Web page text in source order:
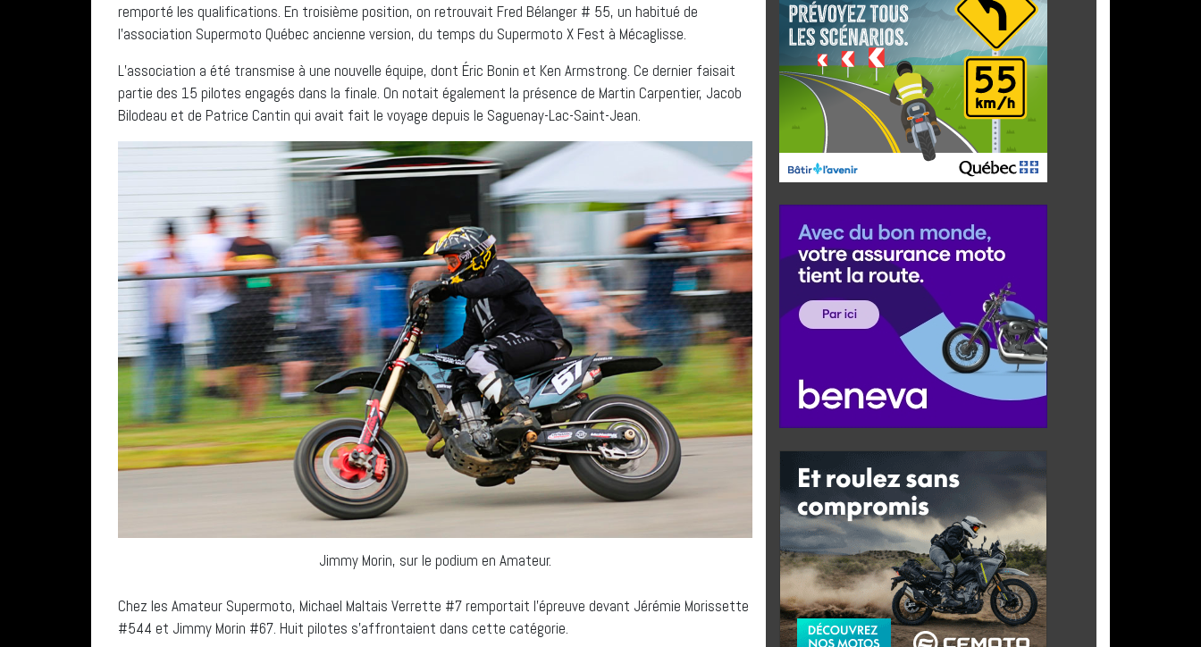
remporté les qualifications. En troisième position, on retrouvait Fred Bélanger # 55, un habitué de
l’association Supermoto Québec ancienne version, du temps du Supermoto X Fest à Mécaglisse.
L’association a été transmise à une nouvelle équipe, dont Éric Bonin et Ken Armstrong. Ce dernier faisait
partie des 15 pilotes engagés dans la finale. On notait également la présence de Martin Carpentier, Jacob
Bilodeau et de Patrice Cantin qui avait fait le voyage depuis le Saguenay-Lac-Saint-Jean.
Jimmy Morin, sur le podium en Amateur.
Chez les Amateur Supermoto, Michael Maltais Verrette #7 remportait l’épreuve devant Jérémie Morissette
#544 et Jimmy Morin #67. Huit pilotes s’affrontaient dans cette catégorie.